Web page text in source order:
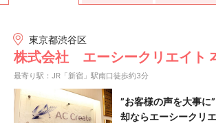
東京都渋谷区
株式会社 エーシークリエイト
最寄り駅：JR「新宿」駅南口徒歩約3分
”お客様の声を大事
却ならエーシークリ